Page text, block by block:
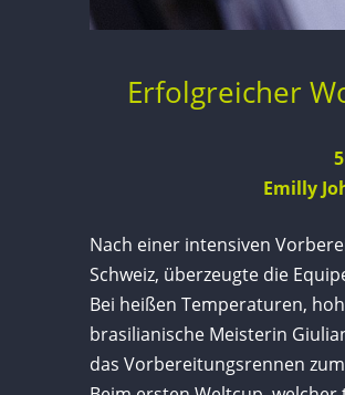
Erfolgreicher
Emilly
Nach einer intensiven
Schweiz, überzeugte die
Bei heißen Temperaturen,
brasilianische Meisterin
das Vorbereitungsrennen